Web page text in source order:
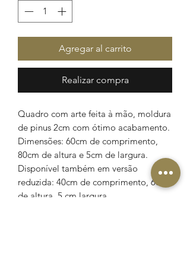
Agregar al carrito
Realizar compra
Quadro com arte feita à mão, moldura
de pinus 2cm com ótimo acabamento.
Dimensões: 60cm de comprimento,
80cm de altura e 5cm de largura.
Disponível também em versão
reduzida: 40cm de comprimento, 60cm
de altura, 5 cm largura.